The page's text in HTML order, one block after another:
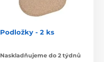
Podložky - 2 ks
Naskladňujeme do 2 týdnů